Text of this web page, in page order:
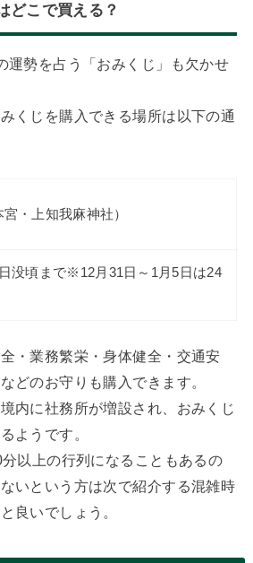
どこで買える？
運勢を占う「おみくじ」も欠かせ
くじを購入できる場所は以下の通
・上知我麻神社）
没頃まで※12月31日～1月5日は24
・業務繁栄・身体健全・交通安
どのお守りも購入できます。
内に社務所が増設され、おみくじ
ようです。
以上の行列になることもあるの
いという方は次で紹介する混雑時
良いでしょう。